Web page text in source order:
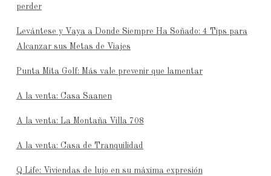
perder
Levántese y Vaya a Donde Siempre Ha Soñado: 4 Tips para
Alcanzar sus Metas de Viajes
Punta Mita Golf: Más vale prevenir que lamentar
A la venta: Casa Saanen
A la venta: La Montaña Villa 708
A la venta: Casa de Tranquilidad
Q Life: Viviendas de lujo en su máxima expresión